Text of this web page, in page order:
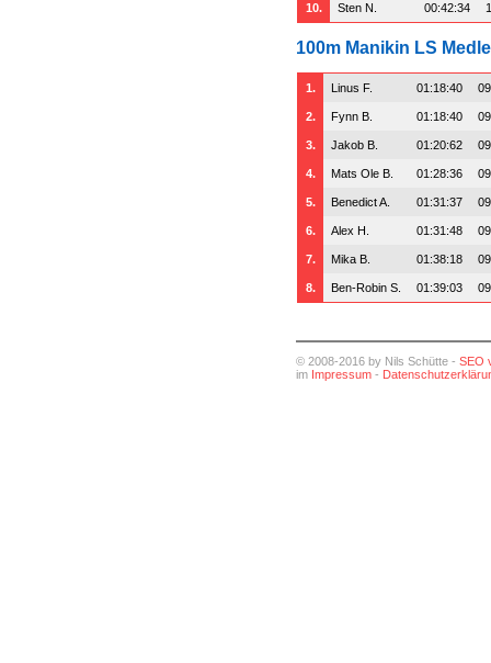
10. Sten N. 00:42:34
100m Manikin LS
1. Linus F. 01:18:40
2. Fynn B. 01:18:40
3. Jakob B. 01:20:62
4. Mats Ole B. 01:28:36
5. Benedict A. 01:31:37
6. Alex H. 01:31:48
7. Mika B. 01:38:18
8. Ben-Robin S. 01:39:03
© 2008-2016 by Nils Schütte - SEO
im Impressum -